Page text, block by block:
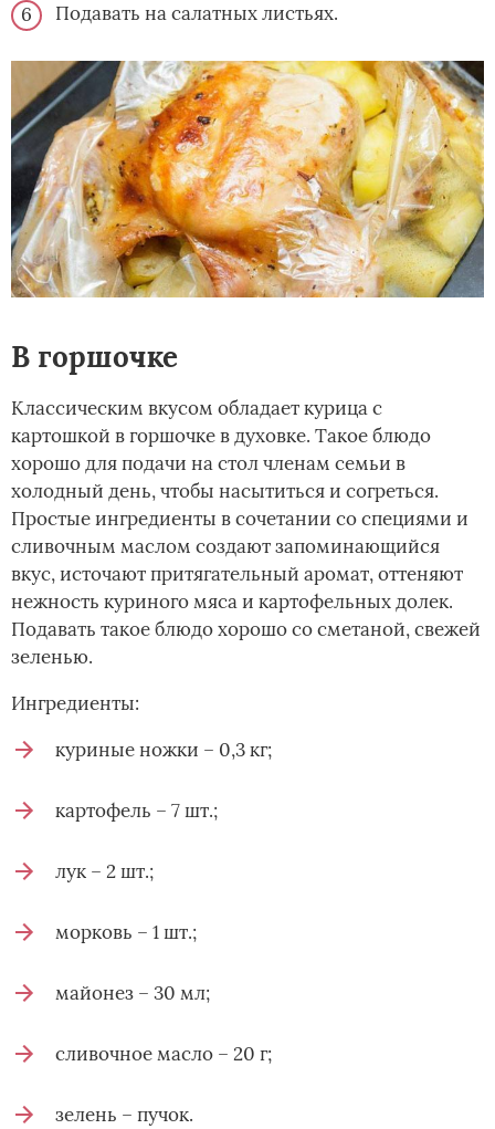
Подавать на салатных листьях.
В горшочке
Классическим вкусом обладает курица с
картошкой в горшочке в духовке. Такое блюдо
хорошо для подачи на стол членам семьи в
холодный день, чтобы насытиться и согреться.
Простые ингредиенты в сочетании со специями и
сливочным маслом создают запоминающийся
вкус, источают притягательный аромат, оттеняют
нежность куриного мяса и картофельных долек.
Подавать такое блюдо хорошо со сметаной, свежей
зеленью.
Ингредиенты:
куриные ножки – 0,3 кг;
картофель – 7 шт.;
лук – 2 шт.;
морковь – 1 шт.;
майонез – 30 мл;
сливочное масло – 20 г;
зелень – пучок.